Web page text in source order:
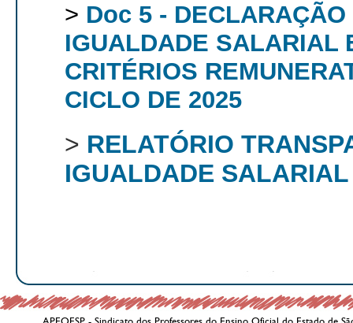
> Doc 5 - DECLARAÇÃO
IGUALDADE SALARIAL
CRITÉRIOS
CICLO DE 2025
> RELATÓRIO
IGUALDADE SALARIAL